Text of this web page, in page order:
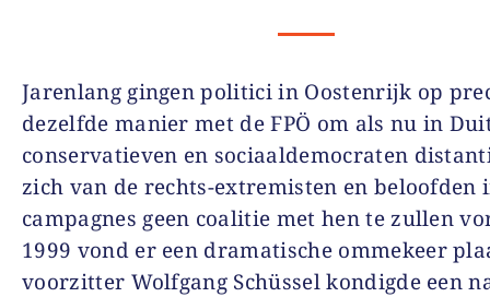
Jarenlang gingen politici in Oostenrijk op
dezelfde manier met de FPÖ om als nu in
conservatieven en sociaaldemocraten
zich van de rechts-extremisten en beloofden
campagnes geen coalitie met hen te zullen
1999 vond er een dramatische ommekeer
voorzitter Wolfgang Schüssel kondigde een